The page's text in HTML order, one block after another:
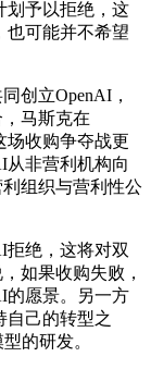
划予以拒绝，这
也可能并不希望
创立OpenAI，
马斯克在
场收购争夺战更
从非营利机构向
组织与营利性公
绝，这将对双
如果收购失败，
的愿景。另一方
自己的转型之
的研发。